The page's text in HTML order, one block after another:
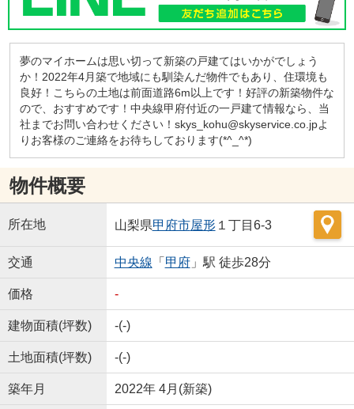
夢のマイホームは思い切って新築の戸建てはいかがでしょう
か！2022年4月築で地域にも馴染んだ物件でもあり、住環境も
良好！こちらの土地は前面道路6m以上です！好評の新築物件な
ので、おすすめです！中央線甲府付近の一戸建て情報なら、当
社までお問い合わせください！skys_kohu@skyservice.co.jpよ
りお客様のご連絡をお待ちしております(*^_^*)
物件概要
所在地 山梨県甲府市屋形１丁目6-3
交通 中央線 「 甲府」駅 徒歩28分
価格 -
建物面積(坪数) -(-)
土地面積(坪数) -(-)
築年月 2022年 4月(新築)